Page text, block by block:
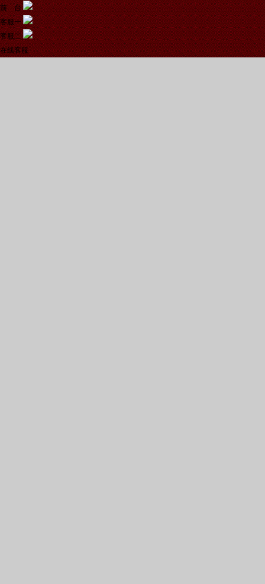
前 台
客服一
客服二
在线客服